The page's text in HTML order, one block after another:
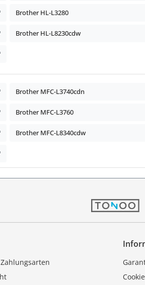
Brother HL-L3280
Brother HL-L8230cdw
Brother MFC-L3740cdn
Brother MFC-L3760
Brother MFC-L8340cdw